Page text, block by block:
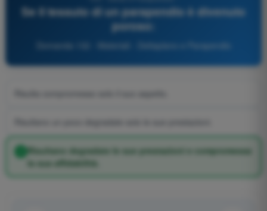
Se il tessuto di un parapendio è divenuto
poroso:
Domanda 132 - Materiali - Deltaplano e Parapendio
Risultano degradate le sue prestazioni e compromessa
la sua affidabilità.